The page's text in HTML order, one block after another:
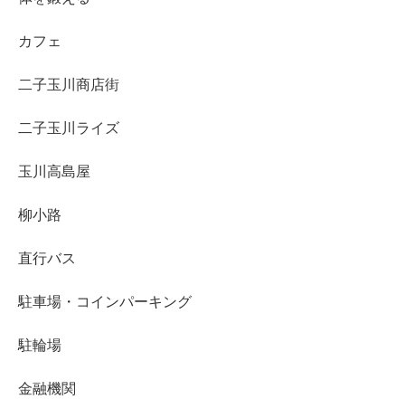
カフェ
二子玉川商店街
二子玉川ライズ
玉川高島屋
柳小路
直行バス
駐車場・コインパーキング
駐輪場
金融機関